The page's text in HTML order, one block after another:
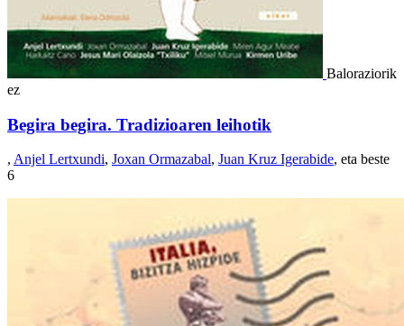
Baloraziorik
ez
Begira begira. Tradizioaren leihotik
, Anjel Lertxundi, Joxan Ormazabal, Juan Kruz Igerabide, eta beste
6